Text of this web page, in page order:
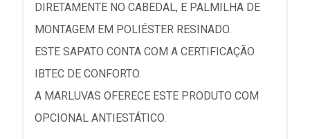
DIRETAMENTE NO CABEDAL, E PALMILHA DE
MONTAGEM EM POLIÉSTER RESINADO.
ESTE SAPATO CONTA COM A CERTIFICAÇÃO
IBTEC DE CONFORTO.
A MARLUVAS OFERECE ESTE PRODUTO COM
OPCIONAL ANTIESTÁTICO.